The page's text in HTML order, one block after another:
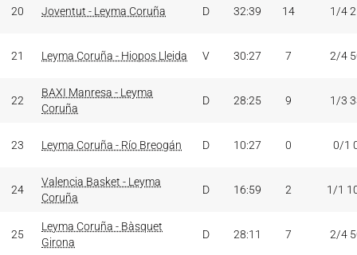
20 Joventut - Leyma Coruña D 32:39 14 1/4
21 Leyma Coruña - Hiopos Lleida V 30:27 7 2/4
22
BAXI Manresa - Leyma
Coruña
D 28:25 9 1/3
23 Leyma Coruña - Río Breogán D 10:27 0 0/1
24
Valencia Basket - Leyma
Coruña
D 16:59 2 1/1
25
Leyma Coruña - Bàsquet
Girona
D 28:11 7 2/4